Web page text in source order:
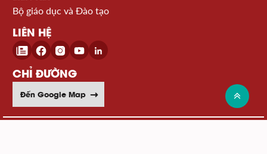
Bộ giáo dục và Đào tạo
LIÊN HỆ
CHỈ ĐƯỜNG
Đến Google Map